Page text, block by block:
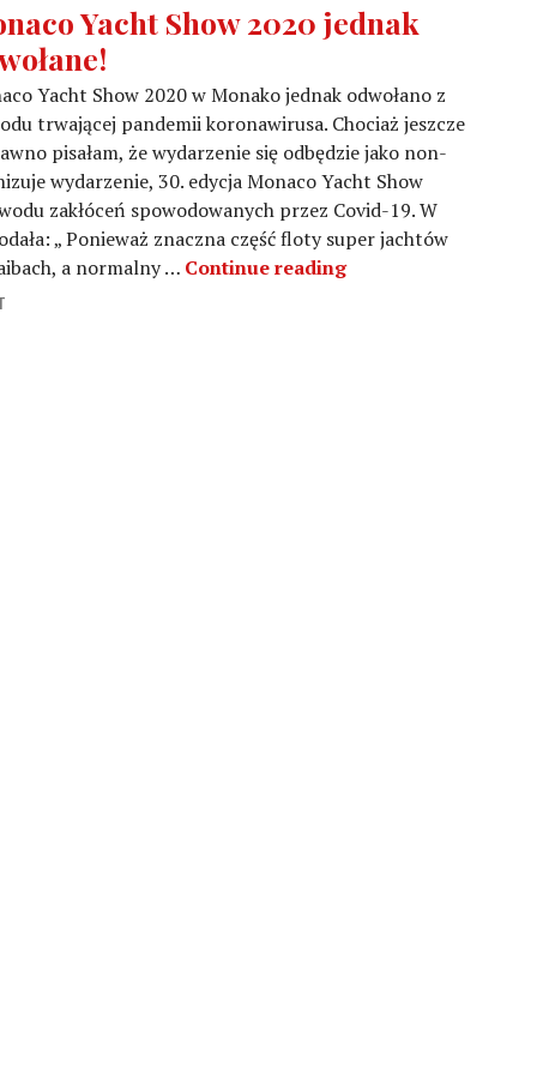
Yacht Show 2020 jednak
Yacht Show 2020 w Monako jednak odwołano z
trwającej pandemii koronawirusa. Chociaż jeszcze
pisałam, że wydarzenie się odbędzie jako non-
wydarzenie, 30. edycja Monaco Yacht Show
zakłóceń spowodowanych przez Covid-19. W
„ Ponieważ znaczna część floty super jachtów
a normalny … Continue readingMonaco Yacht